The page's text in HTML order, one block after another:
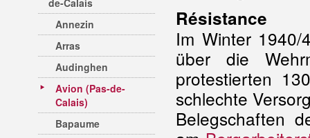
de-Calais
Annezin
Arras
Audinghen
Avion (Pas-de-
Calais)
Bapaume
Résistance
Im Winter
über die
protestierten
schlechte
Belegschaften